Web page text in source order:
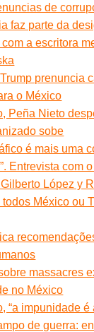
de
faz parte da
com a escritora
prenuncia
o México
Peña Nieto
sobe
é mais uma
Entrevista com
López y
todos México ou
massacres
no México
“a impunidade é
de guerra: